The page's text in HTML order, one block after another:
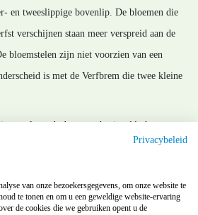
en tweeslippige bovenlip. De bloemen die
verschijnen staan meer verspreid aan de
bloemstelen zijn niet voorzien van een
is met de Verfbrem die twee kleine
peul wordt droog en bruin vòòr het
Privacybeleid
van onze bezoekersgegevens, om onze website te
te tonen en om u een geweldige website-ervaring
de cookies die we gebruiken opent u de